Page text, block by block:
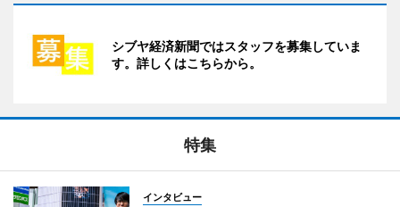
シブヤ経済新聞ではスタッフを募集していま
す。詳しくはこちらから。
特集
インタビュー